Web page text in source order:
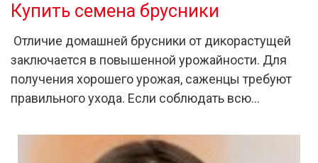
Купить семена брусники
Отличие домашней брусники от дикорастущей
заключается в повышенной урожайности. Для
получения хорошего урожая, саженцы требуют
правильного ухода. Если соблюдать всю…